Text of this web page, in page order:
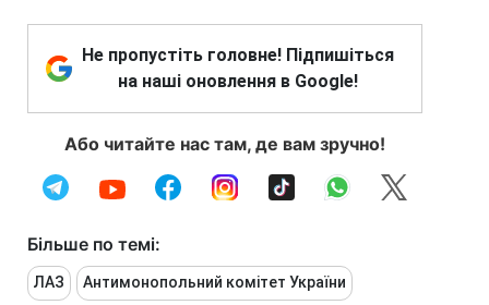
Не пропустіть головне! Підпишіться
на наші оновлення в Google!
Або читайте нас там, де вам зручно!
Більше по темі:
ЛАЗ Антимонопольний комітет України